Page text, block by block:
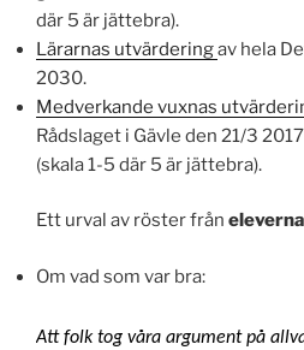
där 5 är jättebra).
Lärarnas utvärderingav hela
2030.
Medverkande vuxnas
Rådslaget i Gävle den 21/3
(skala 1-5 där 5 är jättebra).
Ett urval av röster från eleverna
Om vad som var bra:
Att folk tog våra argument på